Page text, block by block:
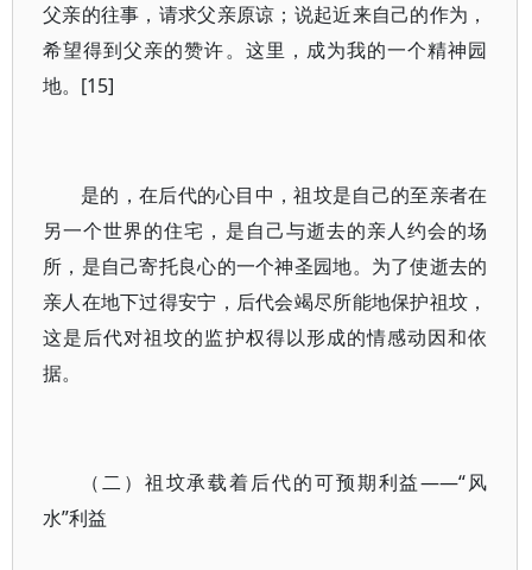
父亲的往事，请求父亲原谅；说起近来自己的作为，
希望得到父亲的赞许。这里，成为我的一个精神园
地。[15]
是的，在后代的心目中，祖坟是自己的至亲者在
另一个世界的住宅，是自己与逝去的亲人约会的场
所，是自己寄托良心的一个神圣园地。为了使逝去的
亲人在地下过得安宁，后代会竭尽所能地保护祖坟，
这是后代对祖坟的监护权得以形成的情感动因和依
据。
（二）祖坟承载着后代的可预期利益——“风
水”利益